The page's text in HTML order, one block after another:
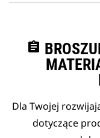
assignment
Dla Twojej
dotyczące